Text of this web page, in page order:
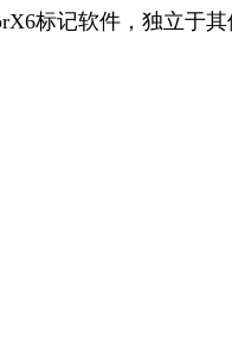
标记软件，独立于